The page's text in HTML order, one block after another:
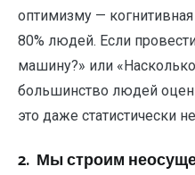
оптимизму —
80% людей. Если
машину?» или
большинство людей
это даже статистически
2. Мы строим